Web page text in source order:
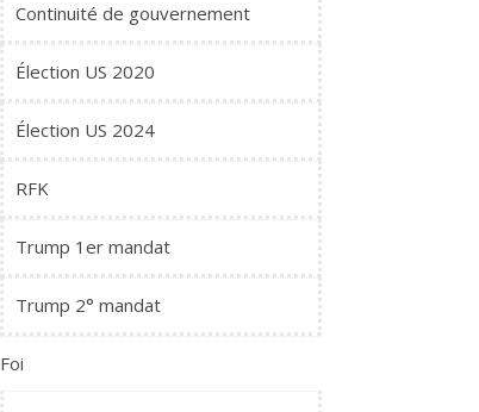
Continuité de gouvernement
Élection US 2020
Élection US 2024
RFK
Trump 1er mandat
Trump 2° mandat
Foi